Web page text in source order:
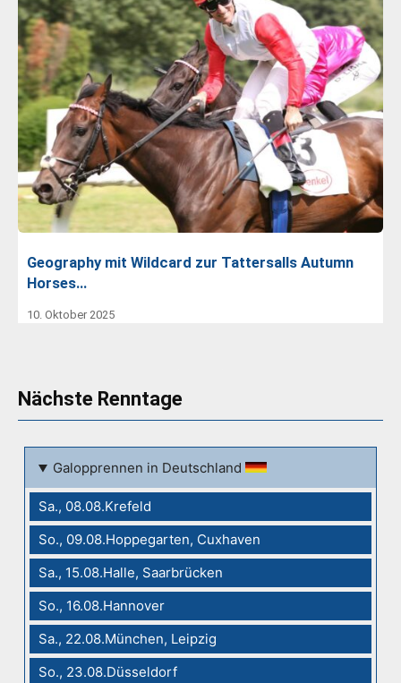
Geography mit Wildcard zur Tattersalls Autumn
Horses…
10. Oktober 2025
Nächste Renntage
Galopprennen in Deutschland
Sa., 08.08.Krefeld
So., 09.08.Hoppegarten, Cuxhaven
Sa., 15.08.Halle, Saarbrücken
So., 16.08.Hannover
Sa., 22.08.München, Leipzig
So., 23.08.Düsseldorf